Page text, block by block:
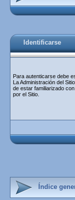
Identificarse
Para autenticarse debe
La Administración del
de estar familiarizado
por el Sitio.
Índice